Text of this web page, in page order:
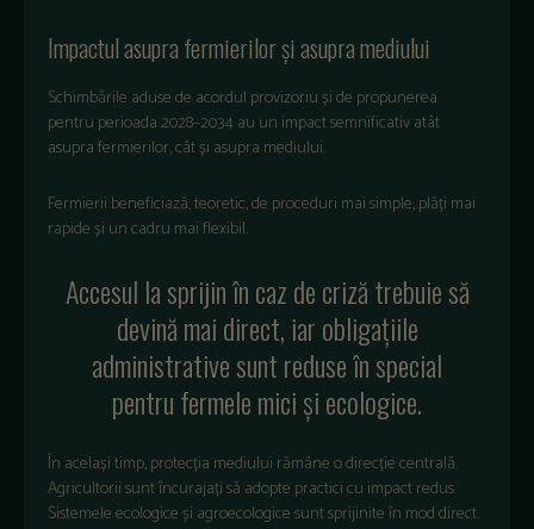
Impactul asupra fermierilor și asupra mediului
Schimbările aduse de acordul provizoriu și de propunerea
pentru perioada 2028–2034 au un impact semnificativ atât
asupra fermierilor, cât și asupra mediului.
Fermierii beneficiază, teoretic, de proceduri mai simple, plăți mai
rapide și un cadru mai flexibil.
Accesul la sprijin în caz de criză trebuie să
devină mai direct, iar obligațiile
administrative sunt reduse în special
pentru fermele mici și ecologice.
În același timp, protecția mediului rămâne o direcție centrală.
Agricultorii sunt încurajați să adopte practici cu impact redus.
Sistemele ecologice și agroecologice sunt sprijinite în mod direct.